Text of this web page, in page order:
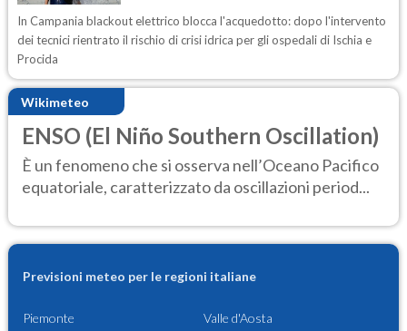
In Campania blackout elettrico blocca l'acquedotto: dopo l'intervento
dei tecnici rientrato il rischio di crisi idrica per gli ospedali di Ischia e
Procida
Wikimeteo
ENSO (El Niño Southern Oscillation)
È un fenomeno che si osserva nell’Oceano Pacifico
equatoriale, caratterizzato da oscillazioni period...
Previsioni meteo per le regioni italiane
Piemonte Valle d'Aosta